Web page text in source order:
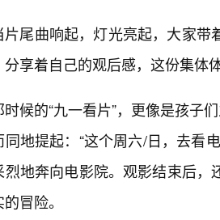
片尾曲响起，灯光亮起，大家
分享着自己的观后感，这份集体
时候的“九一看片”，更像是孩子
同地提起：“这个周六/日，去看
烈地奔向电影院。观影结束后
冒险。